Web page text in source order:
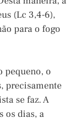
(Lc 3,4-6),
para o fogo
pequeno, o
precisamente
se faz. A
os dias, a